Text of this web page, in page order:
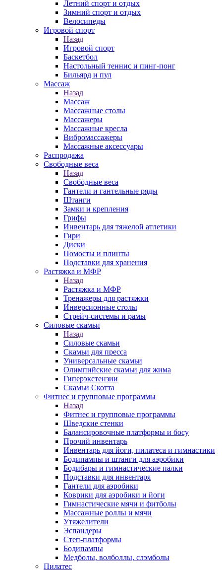
Летний спорт и отдых
Зимний спорт и отдых
Велосипеды
Игровой спорт
Назад
Игровой спорт
Баскетбол
Настольный теннис и пинг-понг
Бильярд и пул
Массаж
Назад
Массаж
Массажные столы
Массажеры
Массажные кресла
Вибромассажеры
Массажные аксессуары
Распродажа
Свободные веса
Назад
Свободные веса
Гантели и гантельные ряды
Штанги
Замки и крепления
Грифы
Инвентарь для тяжелой атлетики
Гири
Диски
Помосты и плинты
Подставки для хранения
Растяжка и МФР
Назад
Растяжка и МФР
Тренажеры для растяжки
Инверсионные столы
Стрейч-системы и рамы
Силовые скамьи
Назад
Силовые скамьи
Скамьи для пресса
Универсальные скамьи
Олимпийские скамьи для жима
Гиперэкстензии
Скамьи Скотта
Фитнес и групповые программы
Назад
Фитнес и групповые программы
Шведские стенки
Балансировочные платформы и босу
Прочий инвентарь
Инвентарь для йоги, пилатеса и гимнастики
Бодипампы и штанги для аэробики
Бодибары и гимнастические палки
Подставки для инвентаря
Гантели для аэробики
Коврики для аэробики и йоги
Гимнастические мячи и фитболы
Массажные роллы и мячи
Утяжелители
Эспандеры
Степ-платформы
Бодипампы
Медболы, волболлы, слэмболы
Пилатес